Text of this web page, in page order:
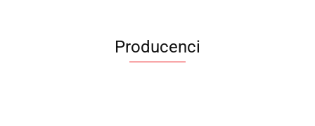
Producenci